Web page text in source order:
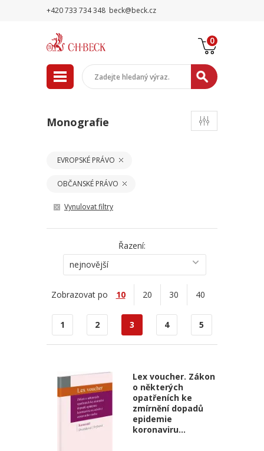
+420 733 734 348 beck@beck.cz
0
Monografie
EVROPSKÉ PRÁVO
OBČANSKÉ PRÁVO
Vynulovat filtry
Řazení:
nejnovější
Zobrazovat po 10 20 30 40
1 2 3 4 5
Lex voucher. Zákon
o některých
opatřeních ke
zmírnění dopadů
epidemie
koronaviru...